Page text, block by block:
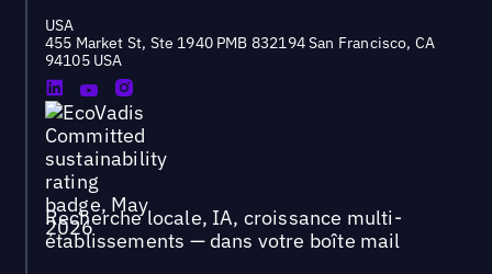
USA
455 Market St, Ste 1940 PMB 832194 San Francisco, CA
94105 USA
Recherche locale, IA, croissance multi-
établissements — dans votre boîte mail